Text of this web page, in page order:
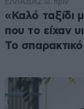
«Καλό ταξίδι
που το είχαν
Το σπαρακτικό